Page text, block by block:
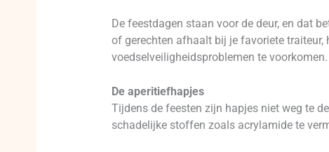
De feestdagen staan voor de deur, en dat
of gerechten afhaalt bij je favoriete traiteur,
voedselveiligheidsproblemen te
De aperitiefhapjes
Tijdens de feesten zijn hapjes niet weg te
schadelijke stoffen zoals acrylamide te